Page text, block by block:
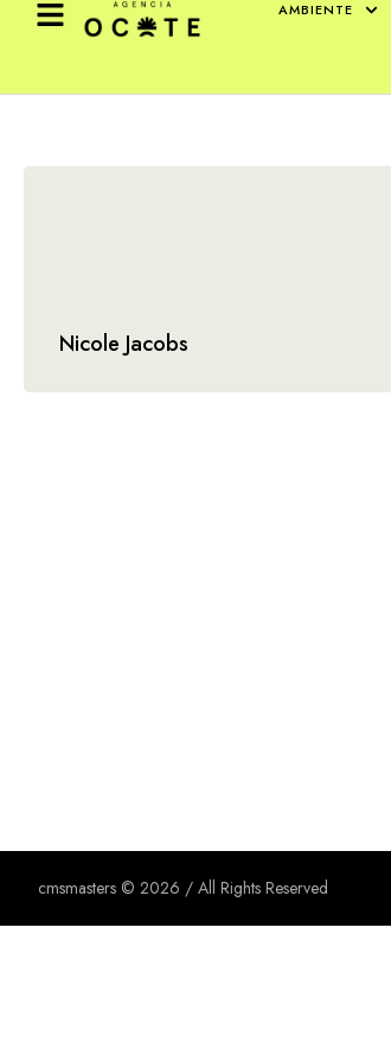
AMBIENTE
Nicole Jacobs
cmsmasters © 2026 / All Rights Reserved